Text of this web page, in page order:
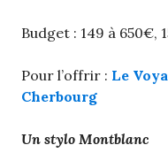
Budget : 149 à 650€,
Pour l’offrir : Le
Cherbourg
Un stylo Montblanc